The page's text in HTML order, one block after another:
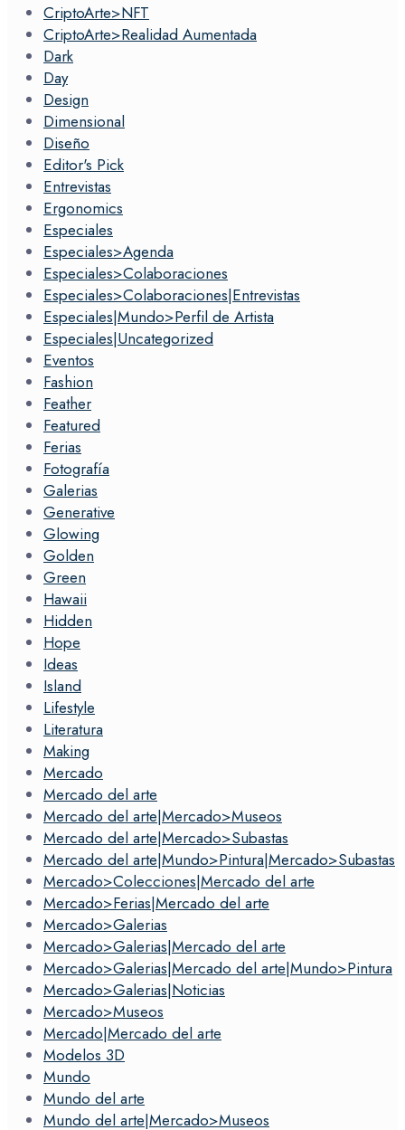
CriptoArte>NFT
CriptoArte>Realidad Aumentada
Dark
Day
Design
Dimensional
Diseño
Editor's Pick
Entrevistas
Ergonomics
Especiales
Especiales>Agenda
Especiales>Colaboraciones
Especiales>Colaboraciones|Entrevistas
Especiales|Mundo>Perfil de Artista
Especiales|Uncategorized
Eventos
Fashion
Feather
Featured
Ferias
Fotografía
Galerias
Generative
Glowing
Golden
Green
Hawaii
Hidden
Hope
Ideas
Island
Lifestyle
Literatura
Making
Mercado
Mercado del arte
Mercado del arte|Mercado>Museos
Mercado del arte|Mercado>Subastas
Mercado del arte|Mundo>Pintura|Mercado>Subastas
Mercado>Colecciones|Mercado del arte
Mercado>Ferias|Mercado del arte
Mercado>Galerias
Mercado>Galerias|Mercado del arte
Mercado>Galerias|Mercado del arte|Mundo>Pintura
Mercado>Galerias|Noticias
Mercado>Museos
Mercado|Mercado del arte
Modelos 3D
Mundo
Mundo del arte
Mundo del arte|Mercado>Museos